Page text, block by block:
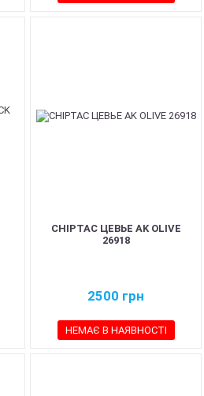
CHIPTAC ЦЕВЬЕ AK OLIVE
26918
2500 грн
НЕМАЄ В НАЯВНОСТІ